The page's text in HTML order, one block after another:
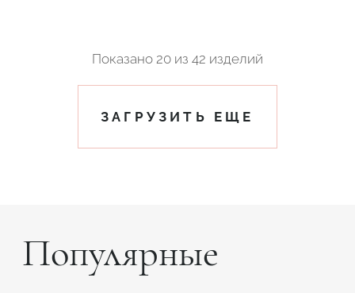
Показано 20 из 42 изделий
ЗАГРУЗИТЬ ЕЩЕ
Популярные